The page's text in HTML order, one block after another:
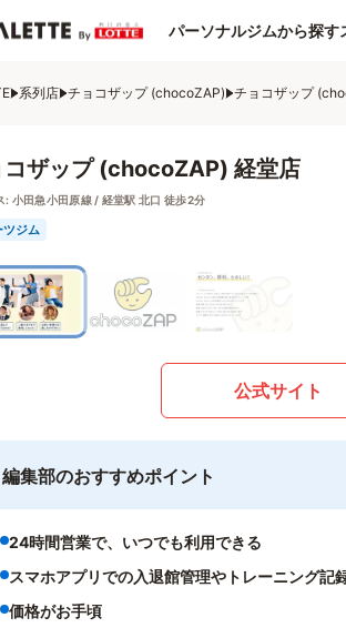
パーソナルジムから探す
系列店 チョコザップ (chocoZAP) チョコザップ
コザップ (chocoZAP) 経堂店
: 小田急小田原線 / 経堂駅 北口 徒歩2分
ツジム
公式サイト
編集部のおすすめポイント
24時間営業で、いつでも利用できる
スマホアプリでの入退館管理やトレーニング記
価格がお手頃